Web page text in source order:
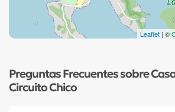
Leaflet | ©
Preguntas Frecuentes sobre
Circuito Chico